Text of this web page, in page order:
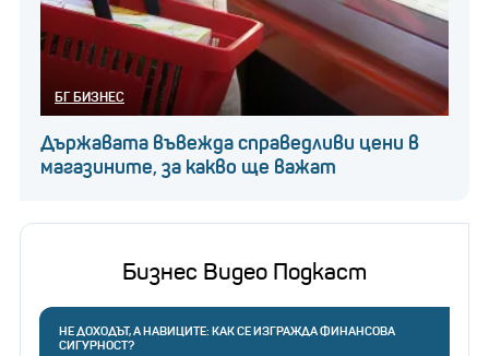
БГ БИЗНЕС
Държавата въвежда справедливи цени в
магазините, за какво ще важат
Бизнес Видео Подкаст
НЕ ДОХОДЪТ, А НАВИЦИТЕ: КАК СЕ ИЗГРАЖДА ФИНАНСОВА
СИГУРНОСТ?